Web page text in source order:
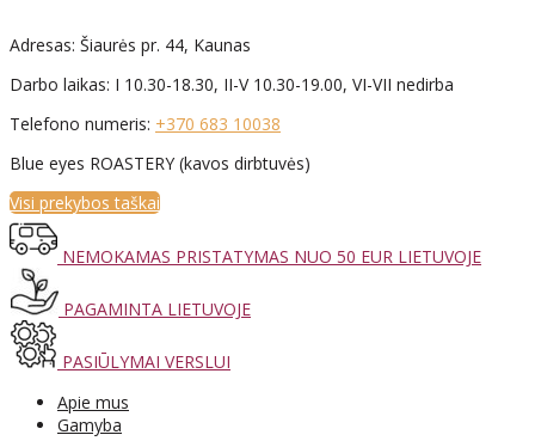
Adresas: Šiaurės pr. 44, Kaunas
Darbo laikas: I 10.30-18.30, II-V 10.30-19.00, VI-VII nedirba
Telefono numeris: +370 683 10038
Blue eyes ROASTERY (kavos dirbtuvės)
Visi prekybos taškai
NEMOKAMAS PRISTATYMAS NUO 50 EUR LIETUVOJE
PAGAMINTA LIETUVOJE
PASIŪLYMAI VERSLUI
Apie mus
Gamyba